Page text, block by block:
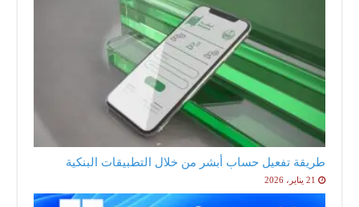
طريقة تفعيل حساب أبشر من خلال التطبيقات البنكية
21 يناير، 2026